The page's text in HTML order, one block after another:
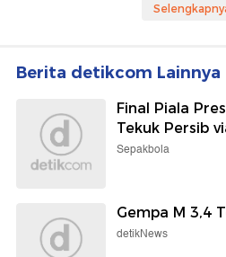
Berita detikcom Lainnya
Final Piala
Tekuk Persib
Sepakbola
Gempa M 3,4
detikNews